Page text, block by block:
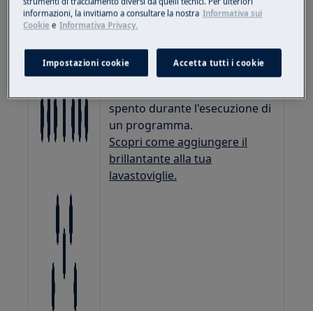
Indicatore del brillantante
Il contenitore del brillantante
spento durante l'esecuzione di
un programma.
Scopri come aggiungere il
brillantante alla tua
lavastoviglie.
informazioni, la invitiamo a consultare la nostra Informativa sui
Cookie e Informativa Privacy.
Impostazioni cookie Accetta tutti i cookie